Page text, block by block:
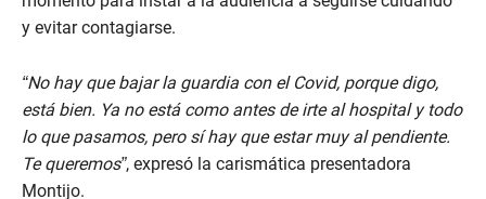
y evitar contagiarse.
“No hay que bajar la guardia con el Covid, porque digo,
está bien. Ya no está como antes de irte al hospital y todo
lo que pasamos, pero sí hay que estar muy al pendiente.
Te queremos”, expresó la carismática presentadora
Montijo.